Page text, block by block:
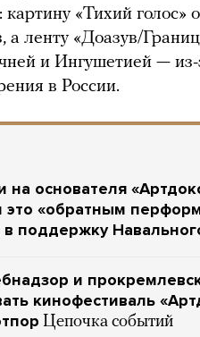
«Тихий голос»
а ленту «Доазув/
и Ингушетией — из-
в России.
на основателя
это «обратным
в поддержку
и
кинофестиваль
Цепочка событий